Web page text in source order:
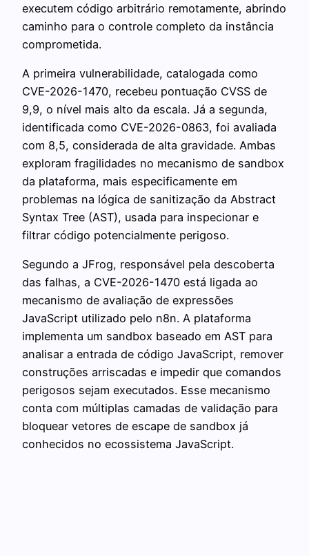
executem código arbitrário remotamente, abrindo
caminho para o controle completo da instância
comprometida.
A primeira vulnerabilidade, catalogada como
CVE-2026-1470, recebeu pontuação CVSS de
9,9, o nível mais alto da escala. Já a segunda,
identificada como CVE-2026-0863, foi avaliada
com 8,5, considerada de alta gravidade. Ambas
exploram fragilidades no mecanismo de sandbox
da plataforma, mais especificamente em
problemas na lógica de sanitização da Abstract
Syntax Tree (AST), usada para inspecionar e
filtrar código potencialmente perigoso.
Segundo a JFrog, responsável pela descoberta
das falhas, a CVE-2026-1470 está ligada ao
mecanismo de avaliação de expressões
JavaScript utilizado pelo n8n. A plataforma
implementa um sandbox baseado em AST para
analisar a entrada de código JavaScript, remover
construções arriscadas e impedir que comandos
perigosos sejam executados. Esse mecanismo
conta com múltiplas camadas de validação para
bloquear vetores de escape de sandbox já
conhecidos no ecossistema JavaScript.